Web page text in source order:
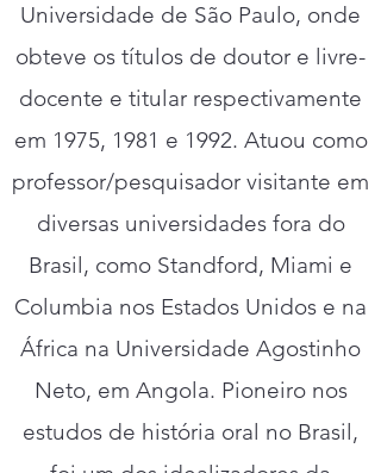
Universidade de São Paulo, onde
obteve os títulos de doutor e livre-
docente e titular respectivamente
em 1975, 1981 e 1992. Atuou como
professor/pesquisador visitante em
diversas universidades fora do
Brasil, como Standford, Miami e
Columbia nos Estados Unidos e na
África na Universidade Agostinho
Neto, em Angola. Pioneiro nos
estudos de história oral no Brasil,